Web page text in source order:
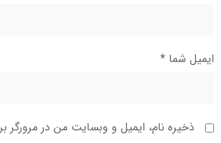
ایمیل شما *
ذخیره نام، ایمیل و وبسایت من در مرورگر